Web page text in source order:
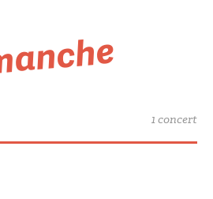
1 concert